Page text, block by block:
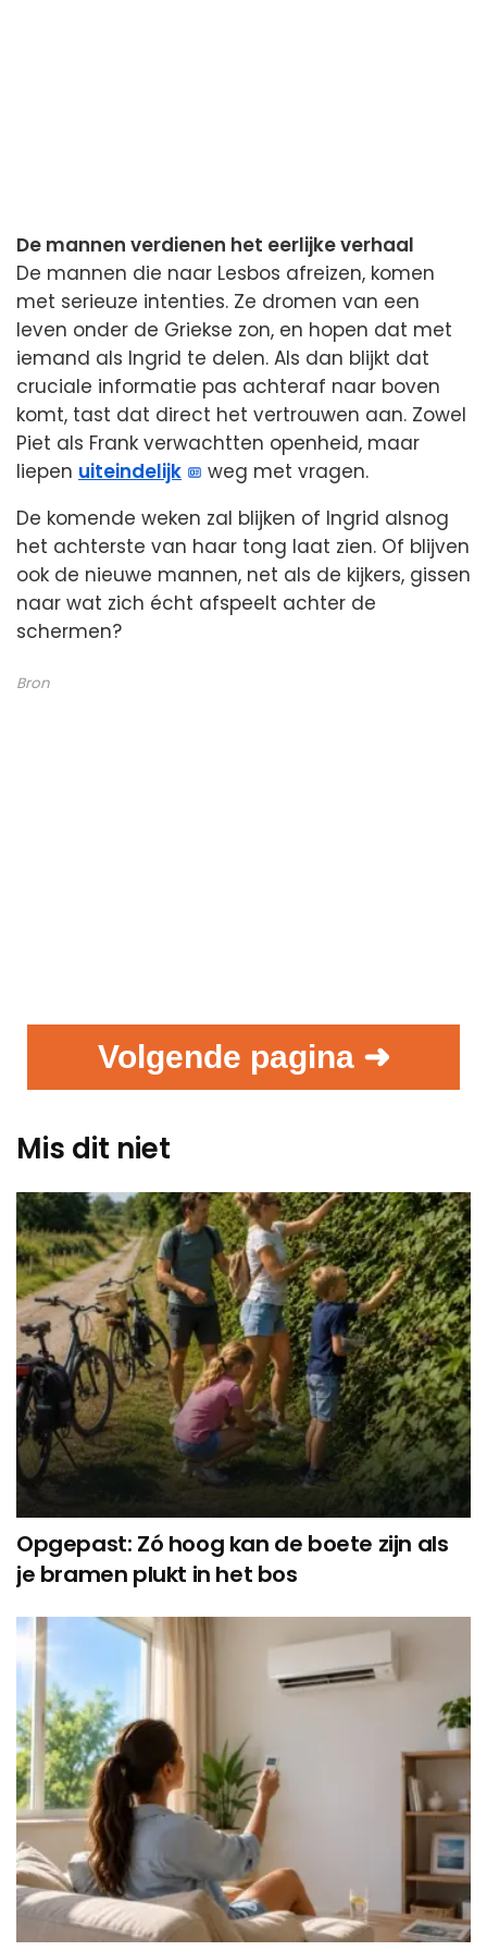
De mannen verdienen het eerlijke verhaal
De mannen die naar Lesbos afreizen, komen
met serieuze intenties. Ze dromen van een
leven onder de Griekse zon, en hopen dat met
iemand als Ingrid te delen. Als dan blijkt dat
cruciale informatie pas achteraf naar boven
komt, tast dat direct het vertrouwen aan. Zowel
Piet als Frank verwachtten openheid, maar
liepen uiteindelijk
weg met vragen.
De komende weken zal blijken of Ingrid alsnog
het achterste van haar tong laat zien. Of blijven
ook de nieuwe mannen, net als de kijkers, gissen
naar wat zich écht afspeelt achter de
schermen?
Bron
Volgende pagina ➜
Mis dit niet
Opgepast: Zó hoog kan de boete zijn als
je bramen plukt in het bos